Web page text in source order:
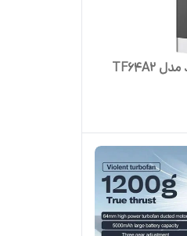
جت فن بسیار قدرتمند مدل TF64A2